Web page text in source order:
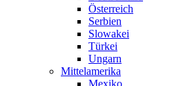
Österreich
Serbien
Slowakei
Türkei
Ungarn
Mittelamerika
Mexiko